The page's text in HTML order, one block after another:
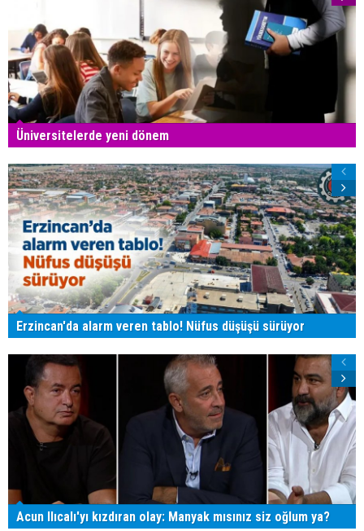
Üniversitelerde yeni dönem
Erzincan'da alarm veren tablo! Nüfus düşüşü sürüyor
Acun Ilıcalı'yı kızdıran olay: Manyak mısınız siz oğlum ya?